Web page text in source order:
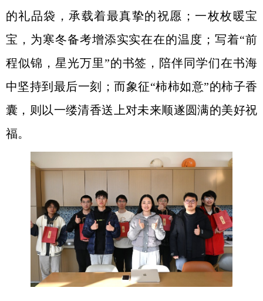
的礼品袋，承载着最真挚的祝愿；一枚枚暖宝
宝，为寒冬备考增添实实在在的温度；写着“前
程似锦，星光万里”的书签，陪伴同学们在书海
中坚持到最后一刻；而象征“柿柿如意”的柿子香
囊，则以一缕清香送上对未来顺遂圆满的美好祝
福。